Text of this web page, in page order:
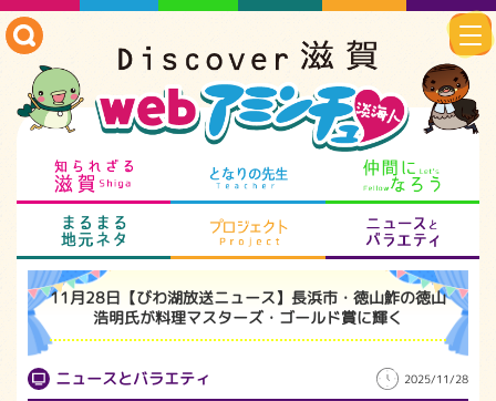
知られざる滋賀 となりの先生
まるまる地元ネタ プロジェクト
11月28日【びわ湖放送ニュース】長浜市・徳山鮓の徳山
浩明氏が料理マスターズ・ゴールド賞に輝く
ニュースとバラエティ 2025/11/28